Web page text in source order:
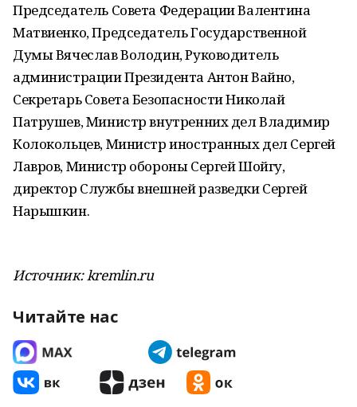
Председатель Совета Федерации Валентина
Матвиенко, Председатель Государственной
Думы Вячеслав Володин, Руководитель
администрации Президента Антон Вайно,
Секретарь Совета Безопасности Николай
Патрушев, Министр внутренних дел Владимир
Колокольцев, Министр иностранных дел Сергей
Лавров, Министр обороны Сергей Шойгу,
директор Службы внешней разведки Сергей
Нарышкин.
Источник: kremlin.ru
Читайте нас